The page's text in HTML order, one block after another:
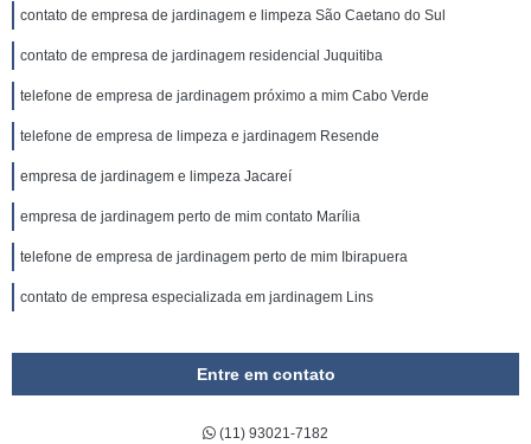
contato de empresa de jardinagem e limpeza São Caetano do Sul
contato de empresa de jardinagem residencial Juquitiba
telefone de empresa de jardinagem próximo a mim Cabo Verde
telefone de empresa de limpeza e jardinagem Resende
empresa de jardinagem e limpeza Jacareí
empresa de jardinagem perto de mim contato Marília
telefone de empresa de jardinagem perto de mim Ibirapuera
contato de empresa especializada em jardinagem Lins
Entre em contato
(11) 93021-7182